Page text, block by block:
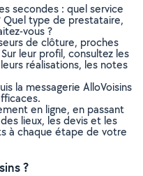
secondes : quel service
Quel type de prestataire,
vous ?
de clôture, proches
leur profil, consultez les
réalisations, les notes
la messagerie AlloVoisins
en ligne, en passant
lieux, les devis et les
à chaque étape de votre
?